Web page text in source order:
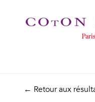
← Retour aux